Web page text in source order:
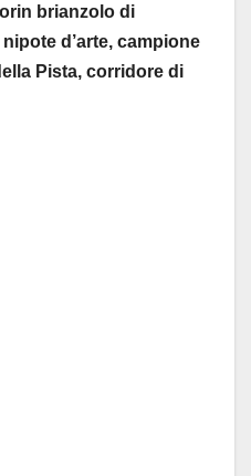
brianzolo di
d’arte, campione
Pista, corridore di